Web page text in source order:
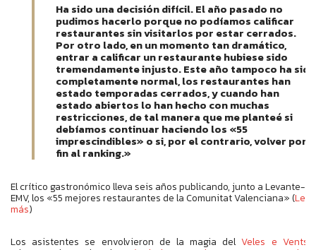
Ha sido una decisión difícil. El año pasado no
pudimos hacerlo porque no podíamos calificar
restaurantes sin visitarlos por estar cerrados.
Por otro lado, en un momento tan dramático,
entrar a calificar un restaurante hubiese sido
tremendamente injusto. Este año tampoco ha sido
completamente normal, los restaurantes han
estado temporadas cerrados, y cuando han
estado abiertos lo han hecho con muchas
restricciones, de tal manera que me planteé si
debíamos continuar haciendo los «55
imprescindibles» o si, por el contrario, volver por
fin al ranking.»
El crítico gastronómico lleva seis años publicando, junto a Levante-
EMV, los «55 mejores restaurantes de la Comunitat Valenciana» (Leer
más)
Los asistentes se envolvieron de la magia delVeles e Vents